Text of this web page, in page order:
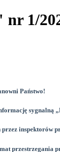
nr 1/
Państwo!
sygnalną
inspektorów